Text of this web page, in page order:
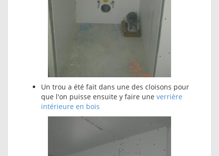
Un trou a été fait dans une des cloisons pour
que l'on puisse ensuite y faire une verrière
intérieure en bois